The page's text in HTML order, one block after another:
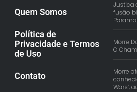
Quem Somos
Política de
Privacidade e Termos
de Uso
Contato
Justiça
fusão
Morre
O
Morre
Wars’,